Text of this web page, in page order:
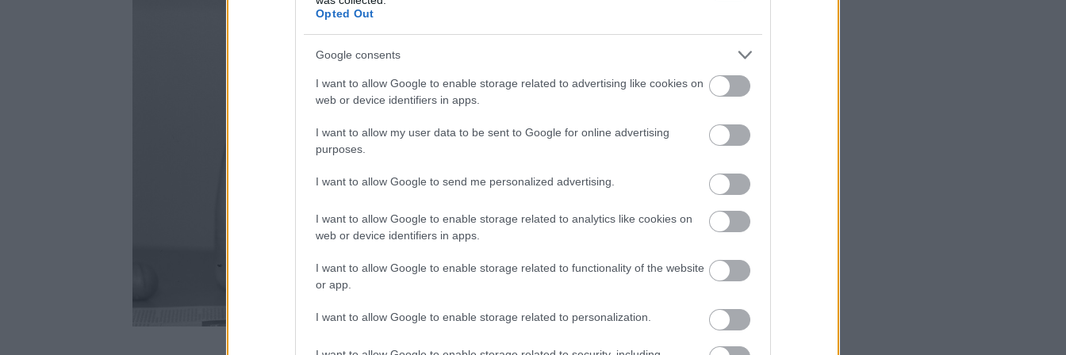
Opted Out
Google consents
I want to allow Google to enable storage related to advertising like cookies on
web or device identifiers in apps.
I want to allow my user data to be sent to Google for online advertising
purposes.
I want to allow Google to send me personalized advertising.
I want to allow Google to enable storage related to analytics like cookies on
web or device identifiers in apps.
I want to allow Google to enable storage related to functionality of the website
or app.
I want to allow Google to enable storage related to personalization.
A szerző, Ken Liu (© Lisa Tang Liu)